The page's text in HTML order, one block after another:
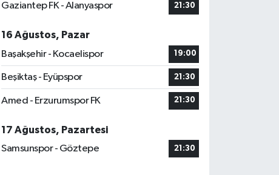
Gaziantep FK - Alanyaspor 21:30
16 Ağustos, Pazar
Başakşehir - Kocaelispor
19:00
Beşiktaş - Eyüpspor 21:30
Amed - Erzurumspor FK 21:30
17 Ağustos, Pazartesi
Samsunspor - Göztepe
21:30